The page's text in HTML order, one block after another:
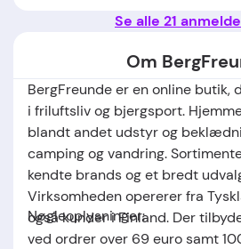
Se alle 21
Om
BergFreunde er en online butik,
i friluftsliv og bjergsport.
blandt andet udstyr og
camping og vandring.
kendte brands og et bredt
Virksomheden opererer fra
også kunder i Finland. Der
ved ordrer over 69 euro samt
Nøgleoplysninger: